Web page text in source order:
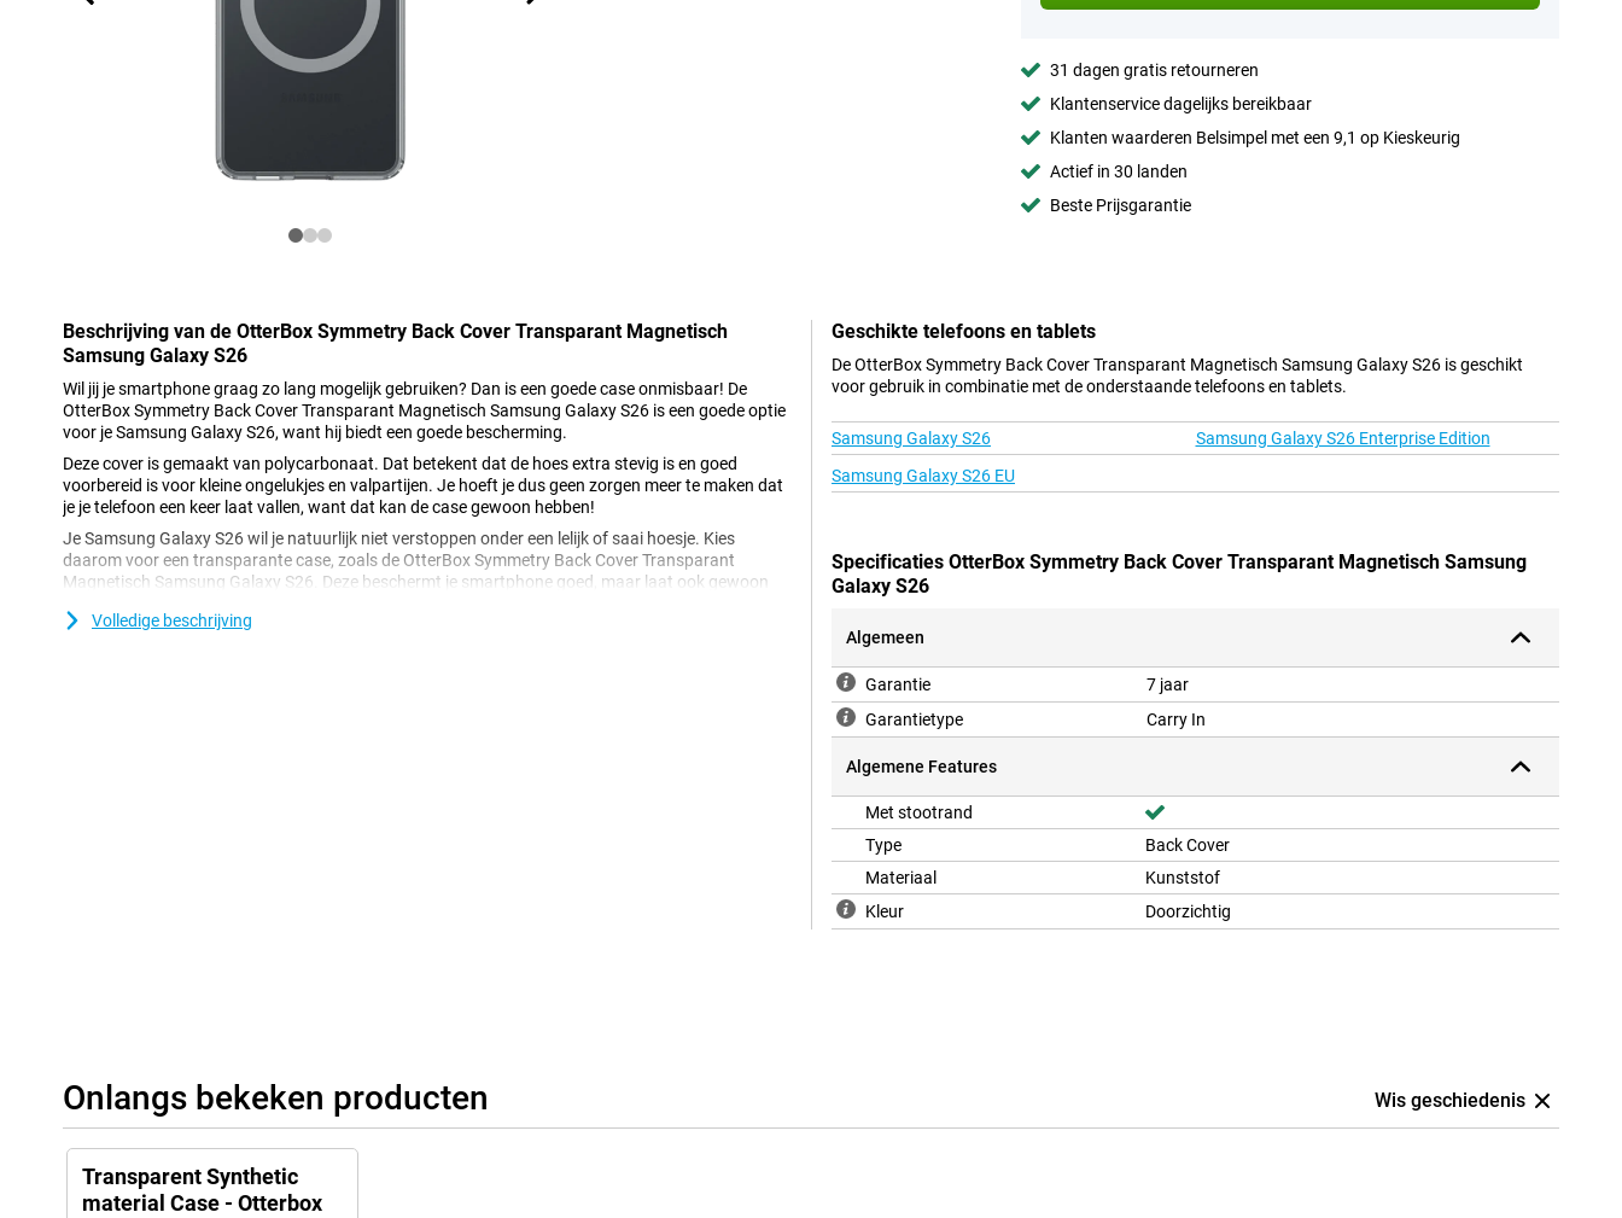
31 dagen gratis retourneren
Klantenservice dagelijks bereikbaar
Klanten waarderen Belsimpel met een 9,1 op Kieskeurig
Actief in 30 landen
Beste Prijsgarantie
Beschrijving van de OtterBox Symmetry Back Cover Transparant Magnetisch
Samsung Galaxy S26
Wil jij je smartphone graag zo lang mogelijk gebruiken? Dan is een goede case onmisbaar! De
OtterBox Symmetry Back Cover Transparant Magnetisch Samsung Galaxy S26 is een goede optie
voor je Samsung Galaxy S26, want hij biedt een goede bescherming.
Deze cover is gemaakt van polycarbonaat. Dat betekent dat de hoes extra stevig is en goed
voorbereid is voor kleine ongelukjes en valpartijen. Je hoeft je dus geen zorgen meer te maken dat
je je telefoon een keer laat vallen, want dat kan de case gewoon hebben!
Je Samsung Galaxy S26 wil je natuurlijk niet verstoppen onder een lelijk of saai hoesje. Kies
daarom voor een transparante case, zoals de OtterBox Symmetry Back Cover Transparant
Magnetisch Samsung Galaxy S26. Deze beschermt je smartphone goed, maar laat ook gewoon
dan eens naar een case zoals deze, hij heeft namelijk een extra stevige stootrand die de zijkanten
Volledige beschrijving
Geschikte telefoons en tablets
De OtterBox Symmetry Back Cover Transparant Magnetisch Samsung Galaxy S26 is geschikt
voor gebruik in combinatie met de onderstaande telefoons en tablets.
Samsung Galaxy S26
Samsung Galaxy S26 Enterprise Edition
Samsung Galaxy S26 EU
Specificaties OtterBox Symmetry Back Cover Transparant Magnetisch Samsung
Galaxy S26
Algemeen
Garantie
7 jaar
Garantietype
Carry In
Algemene Features
Met stootrand
Type
Back Cover
Materiaal
Kunststof
Kleur
Doorzichtig
Onlangs bekeken producten Wis geschiedenis
Transparent Synthetic
material Case - Otterbox